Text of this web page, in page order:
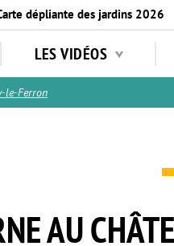
dépliante des jardins 2026
LES VIDÉOS
le-Ferron
AU